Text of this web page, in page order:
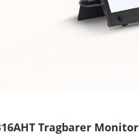
Tragbarer Monitor